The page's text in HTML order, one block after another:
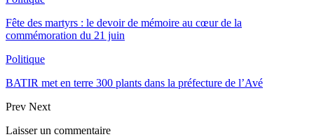
Fête des martyrs : le devoir de mémoire au cœur de la
commémoration du 21 juin
Politique
BATIR met en terre 300 plants dans la préfecture de l’Avé
Prev Next
Laisser un commentaire